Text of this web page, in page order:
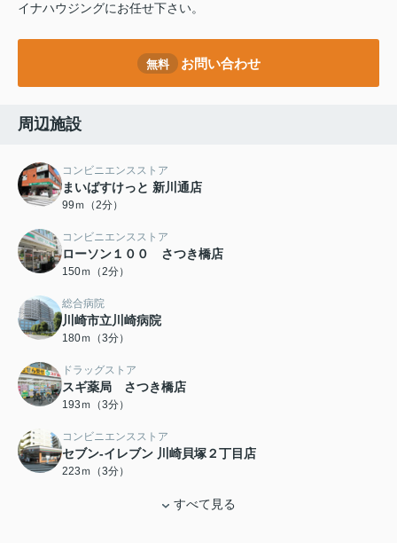
イナハウジングにお任せ下さい。
無料 お問い合わせ
周辺施設
コンビニエンスストア
まいばすけっと 新川通店
99ｍ（2分）
コンビニエンスストア
ローソン１００ さつき橋店
150ｍ（2分）
総合病院
川崎市立川崎病院
180ｍ（3分）
ドラッグストア
スギ薬局 さつき橋店
193ｍ（3分）
コンビニエンスストア
セブン‐イレブン 川崎貝塚２丁目店
223ｍ（3分）
すべて見る